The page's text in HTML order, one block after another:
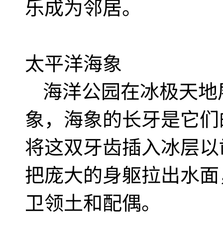
乐成为邻居。
太平洋海象
海洋公园在冰极天
象，海象的长牙是它
将这双牙齿插入冰层
把庞大的身躯拉出水
卫领土和配偶。